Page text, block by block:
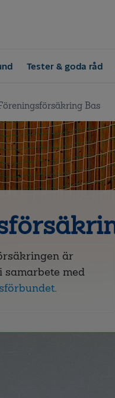
Tester & goda råd
Bas
är
samarbete med
.